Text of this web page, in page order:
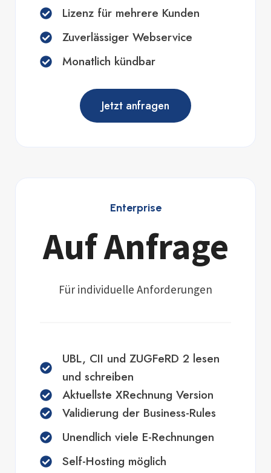
Lizenz für mehrere Kunden
Zuverlässiger Webservice
Monatlich kündbar
Jetzt anfragen
Enterprise
Auf Anfrage
Für individuelle Anforderungen
UBL, CII und ZUGFeRD 2 lesen
und schreiben
Aktuellste XRechnung Version
Validierung der Business-Rules
Unendlich viele E-Rechnungen
Self-Hosting möglich